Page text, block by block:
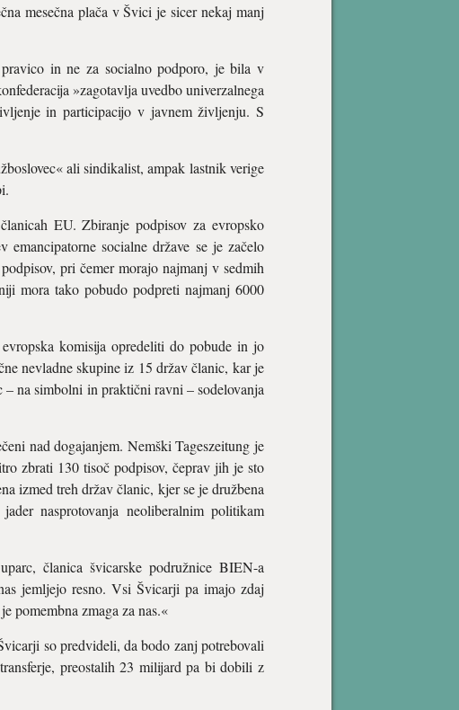
mesečna plača v Švici je sicer nekaj manj
in ne za socialno podporo, je bila v
»zagotavlja uvedbo univerzalnega
in participacijo v javnem življenju. S
ali sindikalist, ampak lastnik verige
EU. Zbiranje podpisov za evropsko
socialne države se je začelo
pri čemer morajo najmanj v sedmih
mora tako pobudo podpreti najmanj 6000
komisija opredeliti do pobude in jo
nevladne skupine iz 15 držav članic, kar je
na simbolni in praktični ravni – sodelovanja
nad dogajanjem. Nemški Tageszeitung je
zbrati 130 tisoč podpisov, čeprav jih je sto
izmed treh držav članic, kjer se je družbena
nasprotovanja neoliberalnim politikam
članica švicarske podružnice BIEN-a
jemljejo resno. Vsi Švicarji pa imajo zdaj
pomembna zmaga za nas.«
so predvideli, da bodo zanj potrebovali
preostalih 23 milijard pa bi dobili z